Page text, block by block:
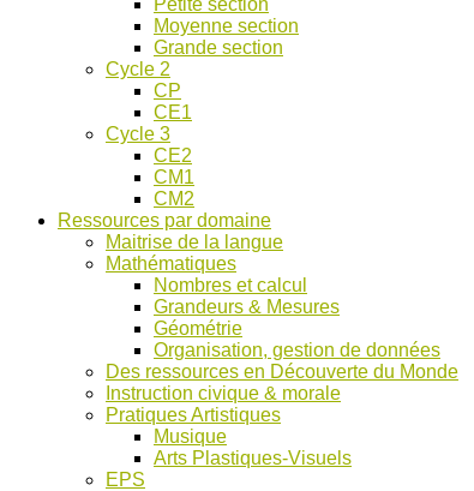
Petite section
Moyenne section
Grande section
Cycle 2
CP
CE1
Cycle 3
CE2
CM1
CM2
Ressources par domaine
Maitrise de la langue
Mathématiques
Nombres et calcul
Grandeurs & Mesures
Géométrie
Organisation, gestion de données
Des ressources en Découverte du Monde
Instruction civique & morale
Pratiques Artistiques
Musique
Arts Plastiques-Visuels
EPS